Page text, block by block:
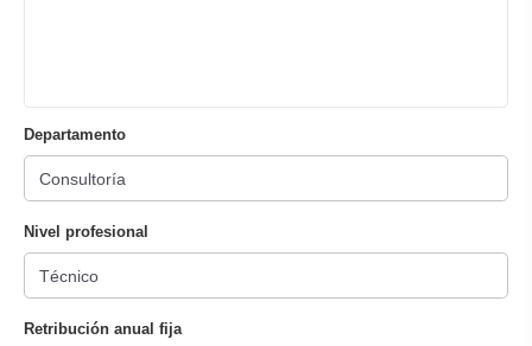
Departamento
Nivel profesional
Retribución anual fija